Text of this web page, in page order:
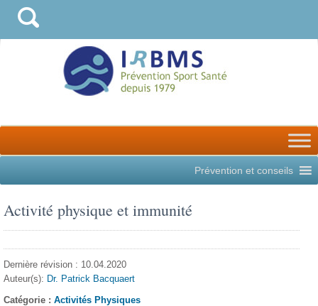
Prévention et conseils
Activité physique et immunité
Dernière révision : 10.04.2020
Auteur(s): Dr. Patrick Bacquaert
Catégorie :Activités Physiques